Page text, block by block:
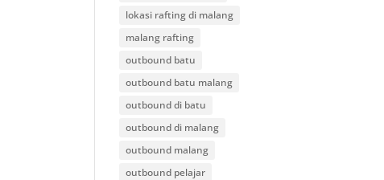
lokasi rafting di malang
malang rafting
outbound batu
outbound batu malang
outbound di batu
outbound di malang
outbound malang
outbound pelajar